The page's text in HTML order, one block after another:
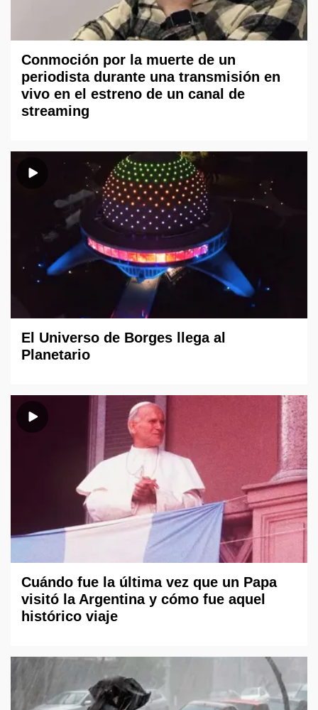
Conmoción por la muerte de un
periodista durante una transmisión en
vivo en el estreno de un canal de
streaming
El Universo de Borges llega al
Planetario
Cuándo fue la última vez que un Papa
visitó la Argentina y cómo fue aquel
histórico viaje